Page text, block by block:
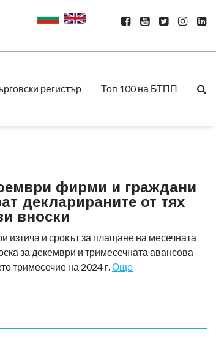
регистър Топ 100 на БТПП
фирми и граждани
декларираните от тях
вноски
изтича и срокът за плащане на месечната
за декември и тримесечната авансова
тримесечие на 2024 г. Още